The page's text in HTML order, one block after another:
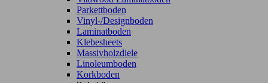
Parkettboden
Vinyl-/Designboden
Laminatboden
Klebesheets
Massivholzdiele
Linoleumboden
Korkboden